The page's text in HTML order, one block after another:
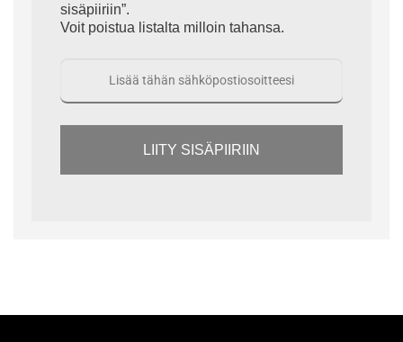
sisäpiiriin”.
Voit poistua listalta milloin tahansa.
LIITY SISÄPIIRIIN